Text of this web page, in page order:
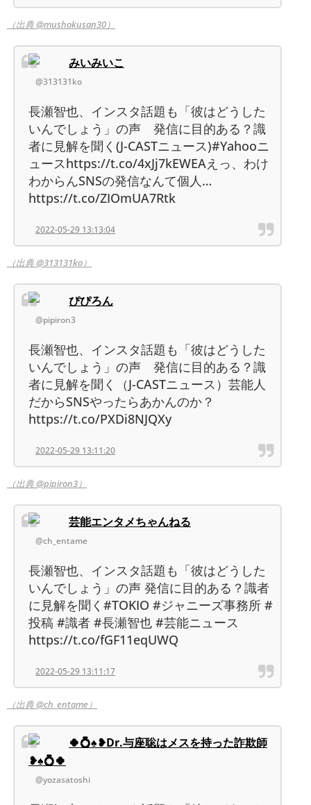
（出典 @mushokusan30）
みいみいこ
@313131ko
長瀬智也、インスタ話題も「彼はどうした
いんでしょう」の声 発信に目的ある？識
者に見解を聞く(J-CASTニュース)#Yahooニ
ュースhttps://t.co/4xJj7kEWEAえっ、わけ
わからんSNSの発信なんて個人…
https://t.co/ZIOmUA7Rtk
2022-05-29 13:13:04
（出典 @313131ko）
ぴぴろん
@pipiron3
長瀬智也、インスタ話題も「彼はどうした
いんでしょう」の声 発信に目的ある？識
者に見解を聞く（J-CASTニュース）芸能人
だからSNSやったらあかんのか？
https://t.co/PXDi8NJQXy
2022-05-29 13:11:20
（出典 @pipiron3）
芸能エンタメちゃんねる
@ch_entame
長瀬智也、インスタ話題も「彼はどうした
いんでしょう」の声 発信に目的ある？識者
に見解を聞く#TOKIO #ジャニーズ事務所 #
投稿 #識者 #長瀬智也 #芸能ニュース
https://t.co/fGF11eqUWQ
2022-05-29 13:11:17
（出典 @ch_entame）
🍀💍♠❥Dr.与座聡はメスを持った詐欺師
❥♠💍🍀
@yozasatoshi